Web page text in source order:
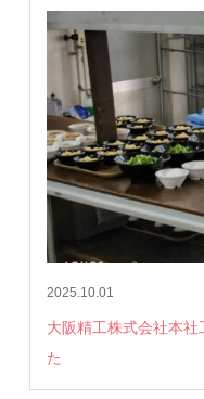
2025.10.01
大阪精工株式会社本
た